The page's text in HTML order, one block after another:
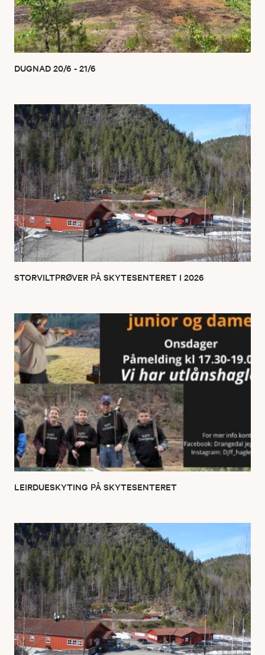
DUGNAD 20/6 - 21/6
STORVILTPRØVER PÅ SKYTESENTERET I 2026
LEIRDUESKYTING PÅ SKYTESENTERET